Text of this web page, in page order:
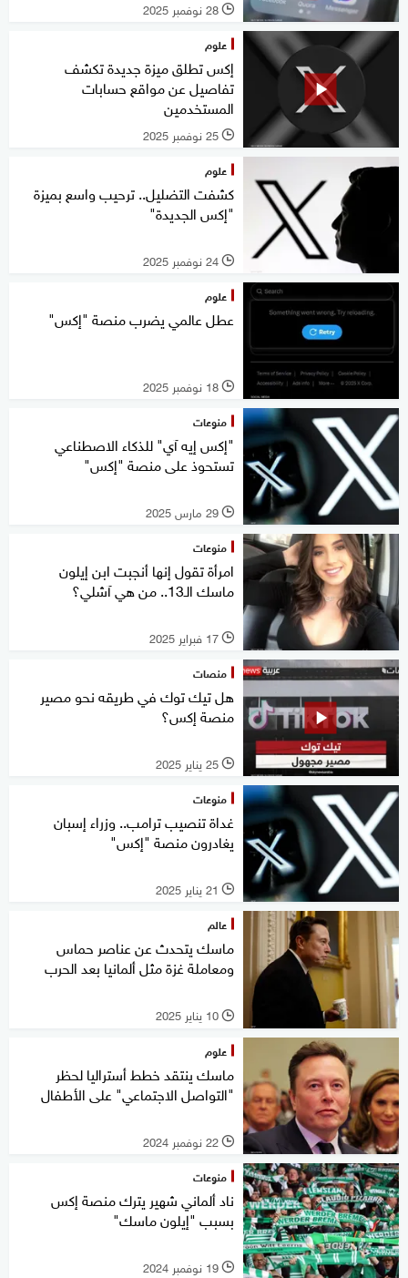
l 28 نوفمبر 2025
علوم
إكس تطلق ميزة جديدة تكشف
تفاصيل عن مواقع حسابات
المستخدمين
l 25 نوفمبر 2025
علوم
كشفت التضليل.. ترحيب واسع بميزة
"إكس الجديدة"
l 24 نوفمبر 2025
علوم
عطل عالمي يضرب منصة "إكس"
l 18 نوفمبر 2025
منوعات
"إكس إيه آي" للذكاء الاصطناعي
تستحوذ على منصة "إكس"
l 29 مارس 2025
منوعات
امرأة تقول إنها أنجبت ابن إيلون
ماسك الـ13.. من هي آشلي؟
l 17 فبراير 2025
منصات
هل تيك توك في طريقه نحو مصير
منصة إكس؟
l 25 يناير 2025
منوعات
غداة تنصيب ترامب.. وزراء إسبان
يغادرون منصة "إكس"
l 21 يناير 2025
عالم
ماسك يتحدث عن عناصر حماس
ومعاملة غزة مثل ألمانيا بعد الحرب
l 10 يناير 2025
علوم
ماسك ينتقد خطط أستراليا لحظر
"التواصل الاجتماعي" على الأطفال
l 22 نوفمبر 2024
منوعات
ناد ألماني شهير يترك منصة إكس
بسبب "إيلون ماسك"
l 19 نوفمبر 2024